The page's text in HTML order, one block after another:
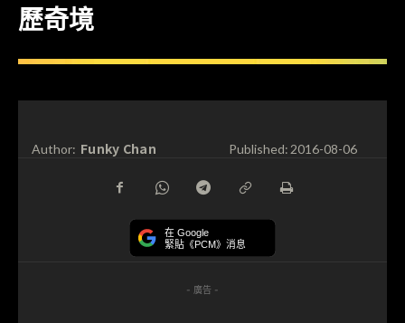
歷奇境
Author: Funky Chan Published:2016-08-06
在 Google
緊貼《PCM》消息
- 廣告 -